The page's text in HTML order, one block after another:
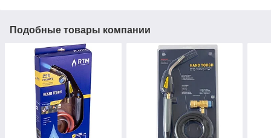
Подобные товары компании